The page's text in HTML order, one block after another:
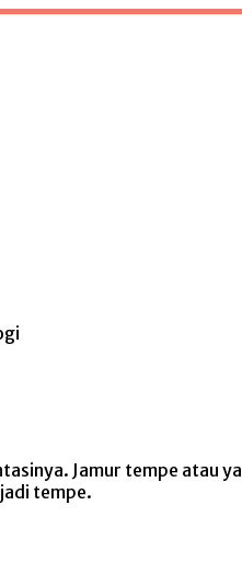
Jamur tempe atau
tempe.